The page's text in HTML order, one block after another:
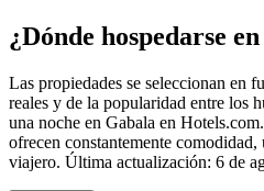
¿Dónde hospedarse
Las propiedades se seleccionan en
reales y de la popularidad entre los
una noche en Gabala en
ofrecen constantemente
viajero. Última actualización: 6 de